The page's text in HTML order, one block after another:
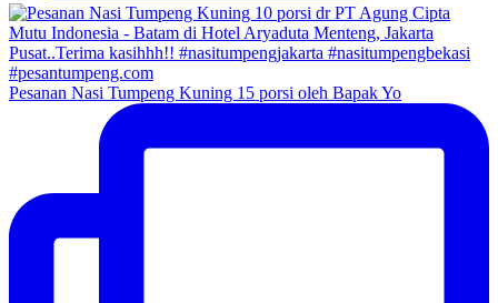
Pesanan Nasi Tumpeng Kuning 15 porsi oleh Bapak Yo